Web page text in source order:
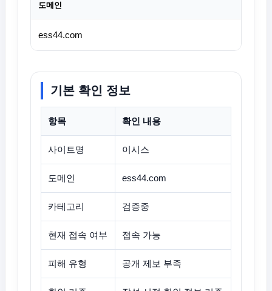
도메인
ess44.com
기본 확인 정보
항목 확인 내용
사이트명 이시스
도메인 ess44.com
카테고리 검증중
현재 접속 여부 접속 가능
피해 유형 공개 제보 부족